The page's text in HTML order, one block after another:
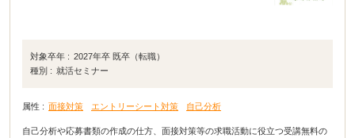
対象卒年 : 2027年卒 既卒（転職）
種別 : 就活セミナー
属性 : 面接対策 エントリーシート対策 自己分析
自己分析や応募書類の作成の仕方、面接対策等の求職活動に役立つ受講無料の